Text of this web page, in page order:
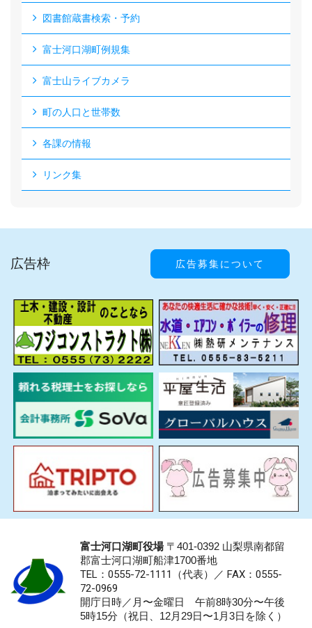
図書館蔵書検索・予約
富士河口湖町例規集
富士山ライブカメラ
町の人口と世帯数
各課の情報
リンク集
広告枠 広告募集について
富士河口湖町役場〒401-0392 山梨県南都留
郡富士河口湖町船津1700番地
TEL：0555-72-1111 （代表）／ FAX：0555-
72-0969
開庁日時／月〜金曜日 午前8時30分〜午後
5時15分（祝日、12月29日〜1月3日を除く）